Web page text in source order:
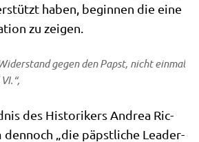
haben, begin­nen die eine
zu zeigen.
gegen den Papst, nicht ein­mal
des Histo­ri­kers Andrea Ric­
den­noch „die päpst­li­che Lea­der­